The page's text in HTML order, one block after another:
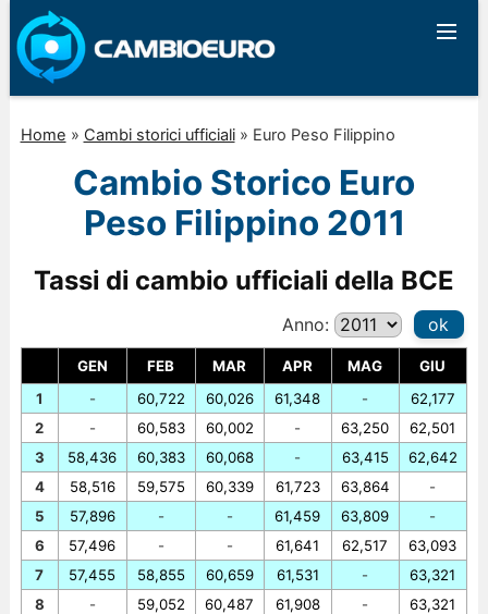
Home » Cambi storici ufficiali» Euro Peso Filippino
Cambio Storico Euro
Peso Filippino 2011
Tassi di cambio ufficiali della BCE
Anno: ok
GEN FEB MAR APR MAG
GIU
1
2
3
4
5
6
7
8
-
-
58,436
58,516
57,896
57,496
57,455
-
60,722
60,583
60,383
59,575
-
-
58,855
59,052
60,026
60,002
60,068
60,339
-
-
60,659
60,487
61,348
-
-
61,723
61,459
61,641
61,531
61,908
-
63,250
63,415
63,864
63,809
62,517
-
-
62,177
62,501
62,642
-
-
63,093
63,321
63,321